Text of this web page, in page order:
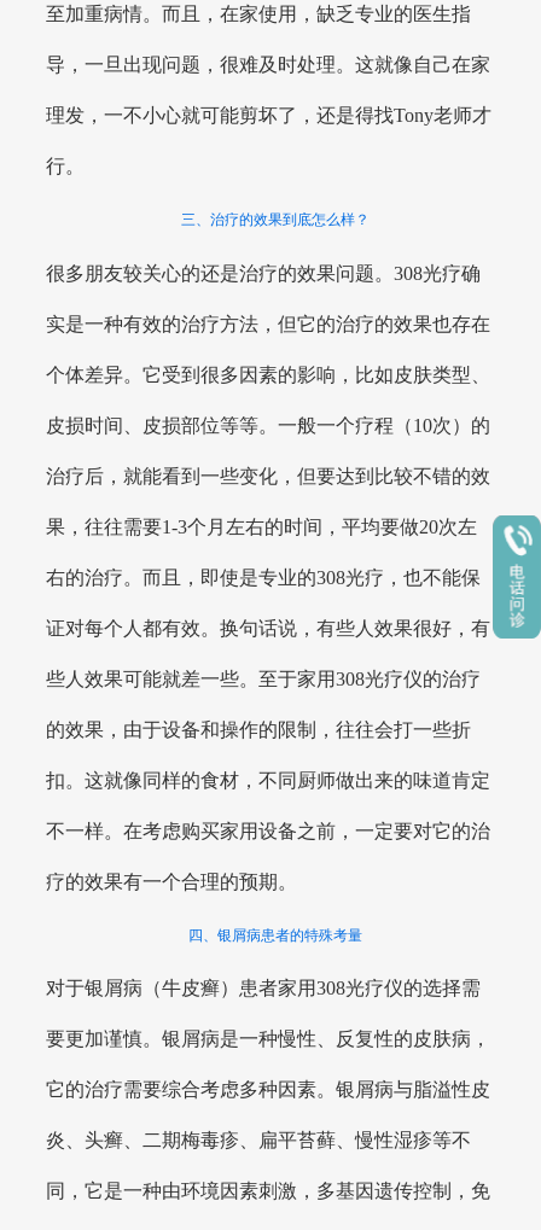
至加重病情。而且，在家使用，缺乏专业的医生指
导，一旦出现问题，很难及时处理。这就像自己在家
理发，一不小心就可能剪坏了，还是得找Tony老师才
行。
三、治疗的效果到底怎么样？
很多朋友较关心的还是治疗的效果问题。308光疗确
实是一种有效的治疗方法，但它的治疗的效果也存在
个体差异。它受到很多因素的影响，比如皮肤类型、
皮损时间、皮损部位等等。一般一个疗程（10次）的
治疗后，就能看到一些变化，但要达到比较不错的效
果，往往需要1-3个月左右的时间，平均要做20次左
右的治疗。而且，即使是专业的308光疗，也不能保
证对每个人都有效。换句话说，有些人效果很好，有
些人效果可能就差一些。至于家用308光疗仪的治疗
的效果，由于设备和操作的限制，往往会打一些折
扣。这就像同样的食材，不同厨师做出来的味道肯定
不一样。在考虑购买家用设备之前，一定要对它的治
疗的效果有一个合理的预期。
四、银屑病患者的特殊考量
对于银屑病（牛皮癣）患者家用308光疗仪的选择需
要更加谨慎。银屑病是一种慢性、反复性的皮肤病，
它的治疗需要综合考虑多种因素。银屑病与脂溢性皮
炎、头癣、二期梅毒疹、扁平苔藓、慢性湿疹等不
同，它是一种由环境因素刺激，多基因遗传控制，免